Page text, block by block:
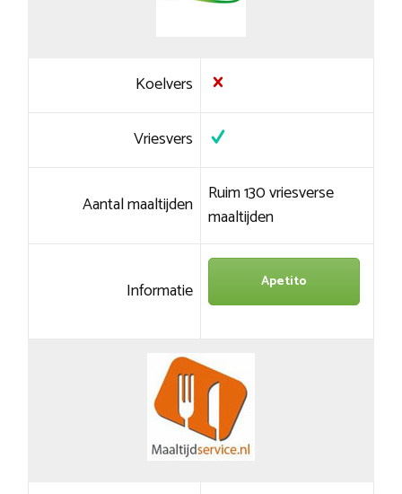
Koelvers
Vriesvers
Aantal maaltijden Ruim 130 vriesverse
maaltijden
Informatie Apetito